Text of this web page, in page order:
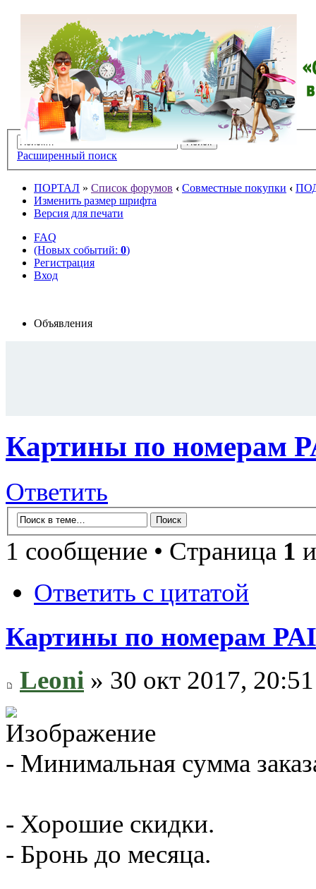
Расширенный поиск
ПОРТАЛ » Список форумов ‹ Совместные покупки ‹
Изменить размер шрифта
Версия для печати
FAQ
(Новых событий: 0)
Регистрация
Вход
Объявления
Картины по номерам
Ответить
1 сообщение • Страница 1
Ответить с цитатой
Картины по номерам
Leoni » 30 окт 2017, 20:51
- Минимальная сумма
- Хорошие скидки.
- Бронь до месяца.